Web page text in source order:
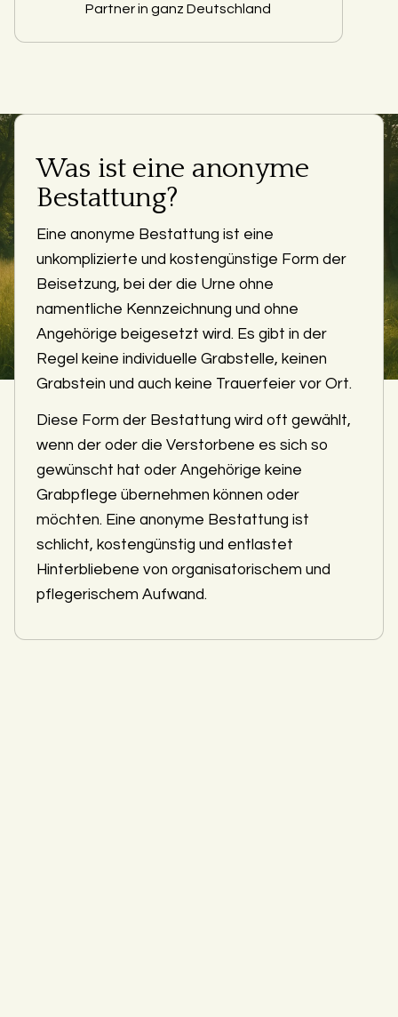
Partner in ganz Deutschland
Was ist eine anonyme
Bestattung?
Eine anonyme Bestattung ist eine
unkomplizierte und kostengünstige Form der
Beisetzung, bei der die Urne ohne
namentliche Kennzeichnung und ohne
Angehörige beigesetzt wird. Es gibt in der
Regel keine individuelle Grabstelle, keinen
Grabstein und auch keine Trauerfeier vor Ort.
Diese Form der Bestattung wird oft gewählt,
wenn der oder die Verstorbene es sich so
gewünscht hat oder Angehörige keine
Grabpflege übernehmen können oder
möchten. Eine anonyme Bestattung ist
schlicht, kostengünstig und entlastet
Hinterbliebene von organisatorischem und
pflegerischem Aufwand.